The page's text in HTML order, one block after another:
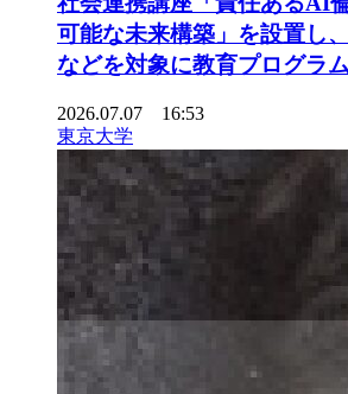
可能な未来構築」を設置し
などを対象に教育プログラ
2026.07.07 16:53
東京大学